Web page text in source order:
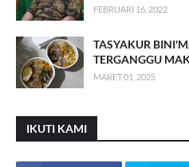
FEBRUARI 16, 2022
TASYAKUR
TERGANGGU
MARET 01, 2025
IKUTI KAMI